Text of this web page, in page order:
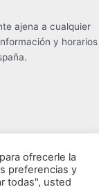
ajena a cualquier
y horarios
ofrecerle la
preferencias y
todas", usted